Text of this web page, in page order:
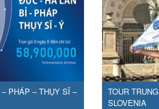
PHÁP – THỤY SĨ –
TOUR
SLOVENIA